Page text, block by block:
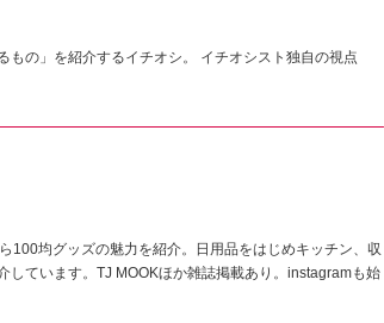
の」を紹介するイチオシ。 イチオシスト独自の視点
100均グッズの魅力を紹介。日用品をはじめキッチン、収
ています。TJ MOOKほか雑誌掲載あり。instagramも始